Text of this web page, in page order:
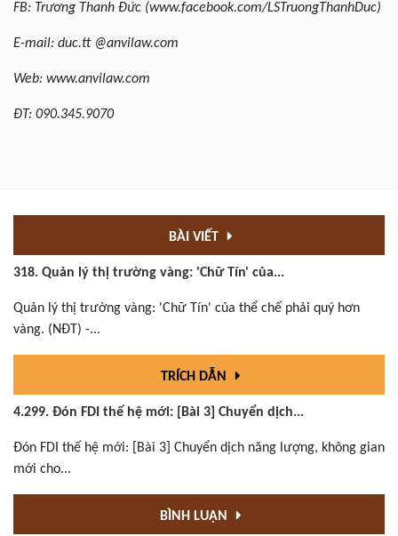
FB: Trương Thanh Đức (www.facebook.com/LSTruongThanhDuc)
E-mail: duc.tt @anvilaw.com
Web: www.anvilaw.com
ĐT: 090.345.9070
BÀI VIẾT
318. Quản lý thị trường vàng: 'Chữ Tín' của...
Quản lý thị trường vàng: 'Chữ Tín' của thể chế phải quý hơn
vàng. (NĐT) -...
TRÍCH DẪN
4.299. Đón FDI thế hệ mới: [Bài 3] Chuyển dịch...
Đón FDI thế hệ mới: [Bài 3] Chuyển dịch năng lượng, không gian
mới cho...
BÌNH LUẬN